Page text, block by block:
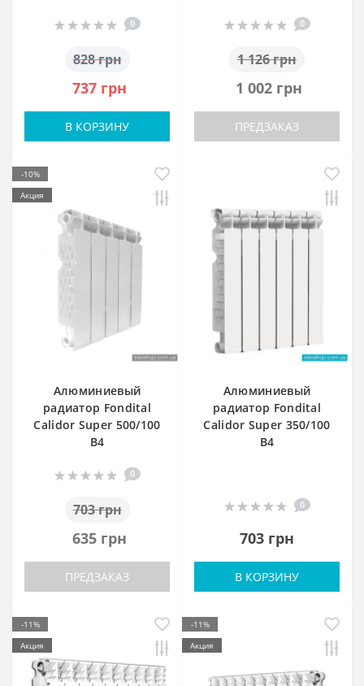
0
828 грн
737 грн
В КОРЗИНУ
0
1 126 грн
1 002 грн
ПРЕДЗАКАЗ
-10%
Акция
Алюминиевый
радиатор Fondital
Calidor Super 500/100
В4
0
703 грн
635 грн
ПРЕДЗАКАЗ
Алюминиевый
радиатор Fondital
Calidor Super 350/100
В4
0
703 грн
В КОРЗИНУ
-11%
Акция
-11%
Акция